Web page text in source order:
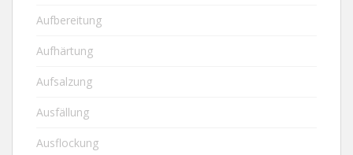
Aufbereitung
Aufhärtung
Aufsalzung
Ausfällung
Ausflockung